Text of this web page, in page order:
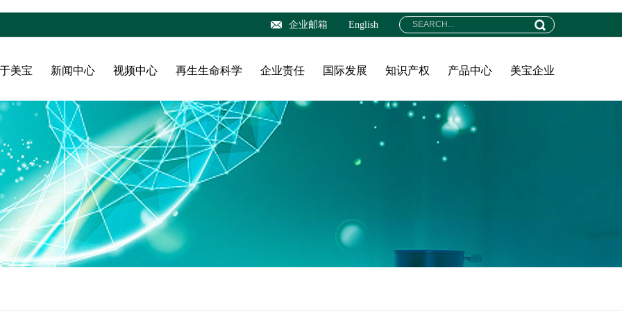
English
企业邮箱
美宝 新闻中心 视频中心 再生生命科学 企业责任 国际发展 知识产权 产品中心 美宝企业